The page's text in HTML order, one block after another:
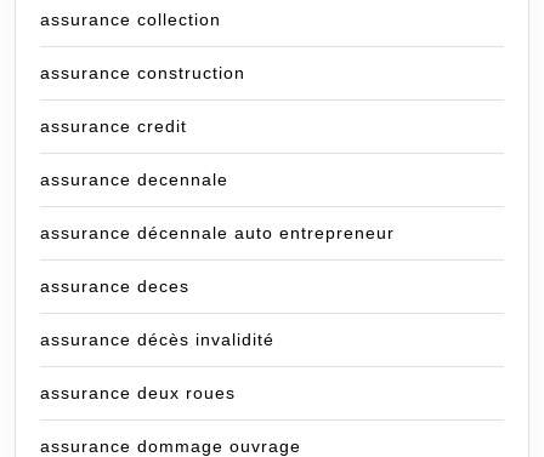
assurance collection
assurance construction
assurance credit
assurance decennale
assurance décennale auto entrepreneur
assurance deces
assurance décès invalidité
assurance deux roues
assurance dommage ouvrage